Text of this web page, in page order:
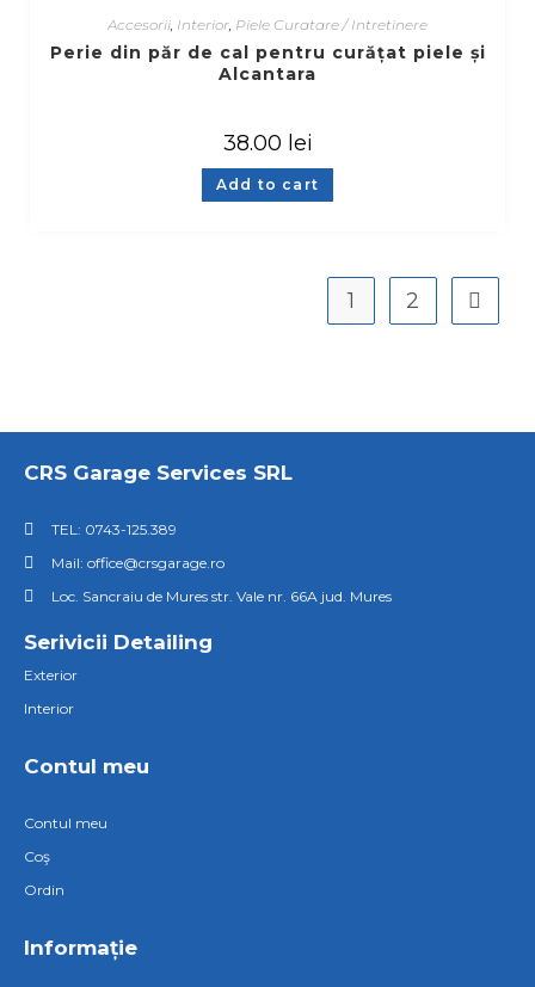
Accesorii, Interior, Piele Curatare / Intretinere
Perie din păr de cal pentru curățat piele și
Alcantara
38.00 lei
Add to cart
1 2
CRS Garage Services SRL
TEL: 0743-125.389
Mail: office@crsgarage.ro
Loc. Sancraiu de Mures str. Vale nr. 66A jud. Mures
Serivicii Detailing
Exterior
Interior
Contul meu
Contul meu
Coş
Ordin
Informație